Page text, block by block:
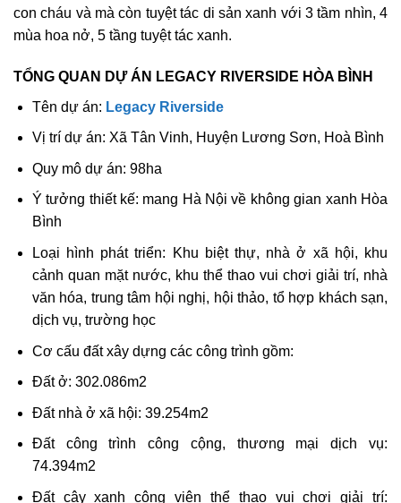
con cháu và mà còn tuyệt tác di sản xanh với 3 tầm nhìn, 4
mùa hoa nở, 5 tầng tuyệt tác xanh.
TỔNG QUAN DỰ ÁN LEGACY RIVERSIDE HÒA BÌNH
Tên dự án: Legacy Riverside
Vị trí dự án: Xã Tân Vinh, Huyện Lương Sơn, Hoà Bình
Quy mô dự án: 98ha
Ý tưởng thiết kế: mang Hà Nội về không gian xanh Hòa
Bình
Loại hình phát triển: Khu biệt thự, nhà ở xã hội, khu
cảnh quan mặt nước, khu thể thao vui chơi giải trí, nhà
văn hóa, trung tâm hội nghị, hội thảo, tổ hợp khách sạn,
dịch vụ, trường học
Cơ cấu đất xây dựng các công trình gồm:
Đất ở: 302.086m2
Đất nhà ở xã hội: 39.254m2
Đất công trình công cộng, thương mại dịch vụ:
74.394m2
Đất cây xanh công viên thể thao vui chơi giải trí: